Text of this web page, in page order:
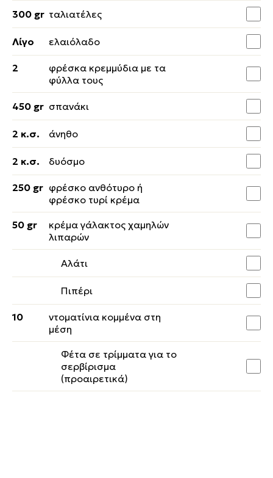
300 gr ταλιατέλες
Λίγο ελαιόλαδο
2
φρέσκα κρεμμύδια με τα
φύλλα τους
450 gr σπανάκι
2 κ.σ. άνηθο
2 κ.σ. δυόσμο
250 gr φρέσκο ανθότυρο ή
φρέσκο τυρί κρέμα
50 gr
κρέμα γάλακτος χαμηλών
λιπαρών
Αλάτι
Πιπέρι
10
ντοματίνια κομμένα στη
μέση
Φέτα σε τρίμματα για το
σερβίρισμα
(προαιρετικά)